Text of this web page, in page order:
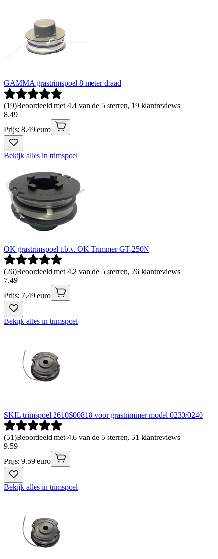
GAMMA grastrimspoel 8 meter draad
(19)Beoordeeld met 4.4 van de 5 sterren, 19 klantreviews
8.49
Prijs: 8.49 euro
Bekijk alles in trimspoel
OK grastrimspoel t.b.v. OK Trimmer GT-250N
(26)Beoordeeld met 4.2 van de 5 sterren, 26 klantreviews
7.49
Prijs: 7.49 euro
Bekijk alles in trimspoel
SKIL trimspoel 2610S00818 voor grastrimmer model 0230/0240
(51)Beoordeeld met 4.6 van de 5 sterren, 51 klantreviews
9.59
Prijs: 9.59 euro
Bekijk alles in trimspoel